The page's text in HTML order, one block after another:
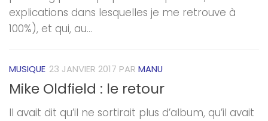
explications dans lesquelles je me retrouve à
100%), et qui, au...
MUSIQUE 23 JANVIER 2017 PAR MANU
Mike Oldfield : le retour
Il avait dit qu’il ne sortirait plus d’album, qu’il avait